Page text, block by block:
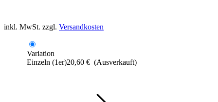
inkl. MwSt. zzgl. Versandkosten
Variation
Einzeln (1er)20,60 € (Ausverkauft)